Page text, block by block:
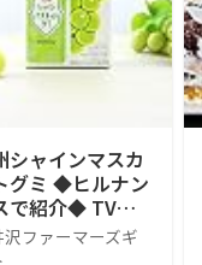
シャインマスカ
グミ ◆ヒルナン
で紹介◆ TVで
売れ筋 人気ス
ツ 人気 デザー
ファーマーズギ